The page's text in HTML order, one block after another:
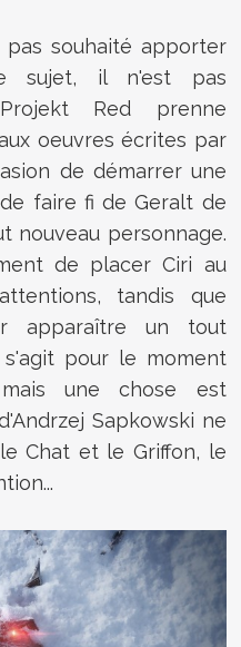
pas souhaité apporter
sujet, il n'est pas
Red prenne
oeuvres écrites par
de démarrer une
faire fi de Geralt de
nouveau personnage.
de placer Ciri au
tandis que
apparaître un tout
pour le moment
une chose est
Sapkowski ne
Chat et le Griffon, le